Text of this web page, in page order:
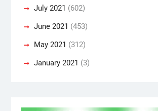
July 2021 (602)
June 2021 (453)
May 2021 (312)
January 2021 (3)